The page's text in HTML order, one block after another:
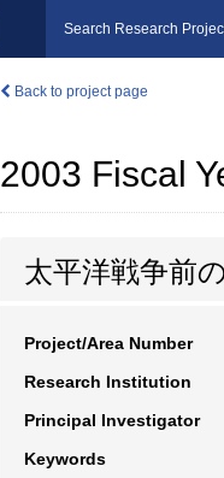
Search Research
Back to project page
2003 Fiscal
太平洋戦争前
Project/Area Number
Research Institution
Principal Investigator
Keywords